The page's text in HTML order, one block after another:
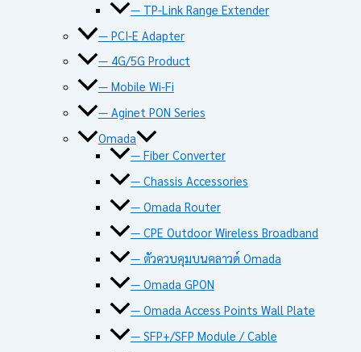
— TP-Link Range Extender
— PCI-E Adapter
— 4G/5G Product
— Mobile Wi-Fi
— Aginet PON Series
Omada
— Fiber Converter
— Chassis Accessories
— Omada Router
— CPE Outdoor Wireless Broadband
— ตัวควบคุมบนคลาวด์ Omada
— Omada GPON
— Omada Access Points Wall Plate
— SFP+/SFP Module / Cable